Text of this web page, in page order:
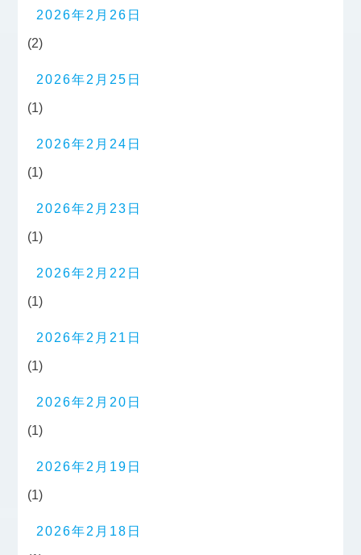
2026年2月26日
(2)
2026年2月25日
(1)
2026年2月24日
(1)
2026年2月23日
(1)
2026年2月22日
(1)
2026年2月21日
(1)
2026年2月20日
(1)
2026年2月19日
(1)
2026年2月18日